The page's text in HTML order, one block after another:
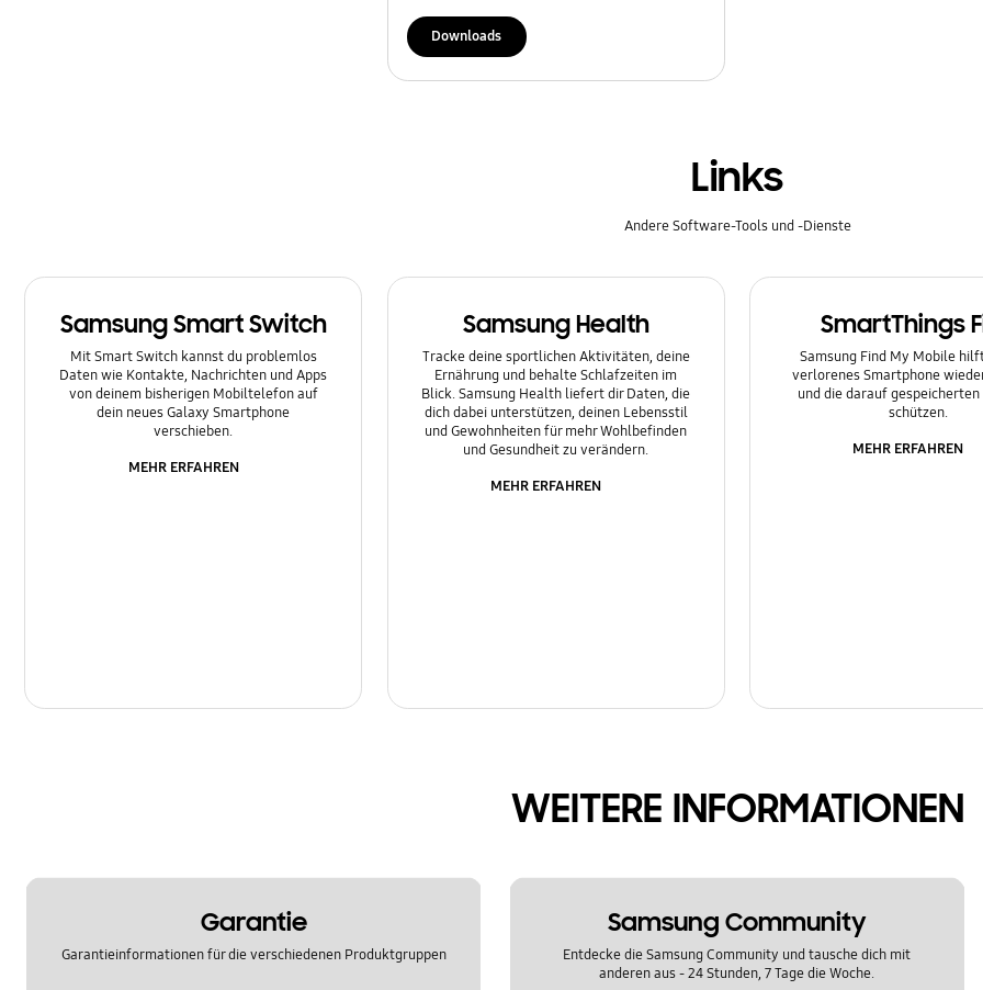
Sperre
Ton
Downloads
Links
Andere Software-Tools und -Dienste
Samsung Smart Switch
Mit Smart Switch kannst du problemlos
Daten wie Kontakte, Nachrichten und Apps
von deinem bisherigen Mobiltelefon auf
dein neues Galaxy Smartphone
verschieben.
MEHR ERFAHREN
Samsung Health
Tracke deine sportlichen Aktivitäten, deine
Ernährung und behalte Schlafzeiten im
Blick. Samsung Health liefert dir Daten, die
dich dabei unterstützen, deinen Lebensstil
und Gewohnheiten für mehr Wohlbefinden
und Gesundheit zu verändern.
MEHR ERFAHREN
SmartThings
Samsung Find My Mobile
verlorenes Smartphone
und die darauf
schützen.
MEHR ERFAHREN
WEITERE INFORMATIONEN
Garantie
Garantieinformationen für die verschiedenen Produktgruppen
Samsung Community
Entdecke die Samsung Community und tausche dich mit
anderen aus - 24 Stunden, 7 Tage die Woche.